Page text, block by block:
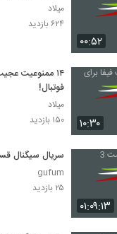
۰۰:۵۲
میلاد
۶۲۴ بازدید
۱۰:۳۰
۱۴ ممنوعیت
فوتبال!
میلاد
۱۵۰ بازدید
۰۱:۰۹:۱۳
سریال سیگنال
gufum
۲۵ بازدید